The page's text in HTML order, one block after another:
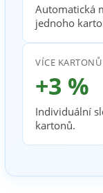
Automatická
jednoho
VÍCE KARTONŮ
+3 %
Individuální
kartonů.